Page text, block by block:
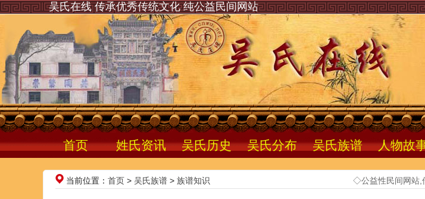
吴氏在线 传承优秀传统文化 纯公益民间网站
首页 姓氏资讯 吴氏历史 吴氏分布 吴氏族谱 人物故
当前位置： 首页 > 吴氏族谱 > 族谱知识 ◇公益性民间网站,